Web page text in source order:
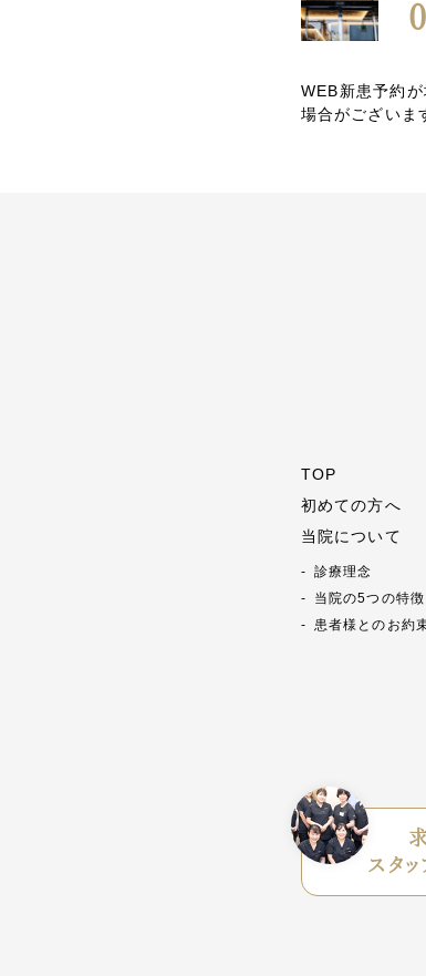
WEB新患予約
場合がございま
TOP
初めての方へ
当院について
診療理念
当院の5つの特徴
患者様とのお約
スタ